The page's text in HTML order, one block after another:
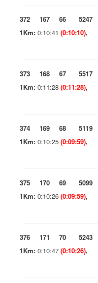
372 167 66 5247
1Km: 0:10:41 (0:10:10),
373 168 67 5517
1Km: 0:11:28 (0:11:28),
374 169 68 5119
1Km: 0:10:25 (0:09:59),
375 170 69 5099
1Km: 0:10:26 (0:09:59),
376 171 70 5243
1Km: 0:10:47 (0:10:26),